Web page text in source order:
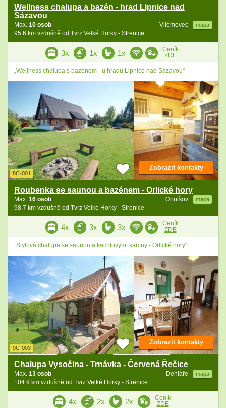
Wellness chalupa a bazén - hrad Lipnice nad
Sázavou
Vilémovec mapa
Max. 10 osob
95.6 km vzdušně od Tvrz Velké Horky - Strenice
3x 1x 1x
Ceník
ZDE
„Wellness chalupa s bazénem - u hradu Lipnice nad Sázavou“
8C-001
Roubenka se saunou a bazénem - Orlické hory
Ohnišov mapa
Max. 16 osob
98.7 km vzdušně od Tvrz Velké Horky - Strenice
Zobrazit kontakty
4x 3x 3x
Ceník
ZDE
„Stylová chalupa se saunou a kachlovými kamny - Orlické hory“
9C-003
Chalupa Vysočina - Trnávka - Červená Řečice
Dehtáře mapa
Max. 13 osob
104.9 km vzdušně od Tvrz Velké Horky - Strenice
Zobrazit kontakty
4x 2x 2x
Ceník
ZDE